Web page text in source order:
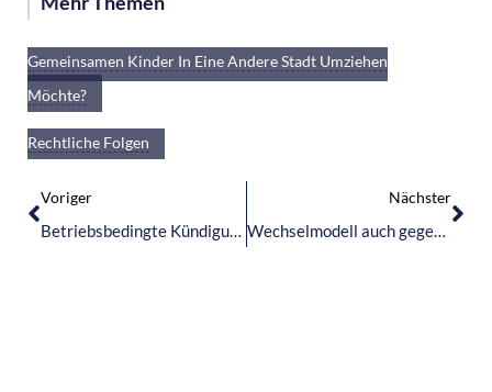
Checkliste Für Ihre Trennung Und Scheidung
Gemeinsamen Kinder In Eine Andere Stadt Umziehen
Möchte?
Verweigerung Des Umgangs – Gründe, Voraussetzungen Und
Rechtliche Folgen
Voriger Nächster
Wechselmodell auch gegen den ausdrücklichen Willen eines Elternteils